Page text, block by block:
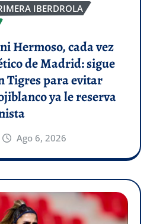
IBERDROLA
Hermoso, cada vez
de Madrid: sigue
Tigres para evitar
ya le reserva
Ago 6, 2026